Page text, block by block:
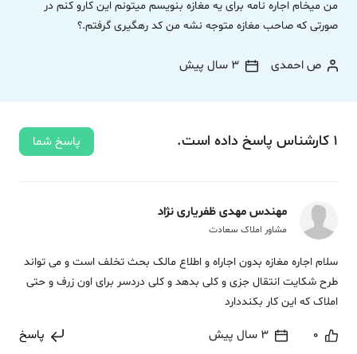
من میخام اجاره نامه برای یه مغازه بنویسم میتونم این کارو کنم در
صورتی که صاحب مغازه متوجه نشه من کد رهگیری گرفتم.؟
ص احمدی 3 سال پیش
1 کارشناس پاسخ داده‌ است. پاسخ شما
مهندس مهدی ظفریاری نژاد
مشاور املاک سعادت
سلام اجاره مغازه بدون اجاراه و اطلاع مالک بحث تخلف است و می تواند
طرح شکایت انتقال جزی و کلی بدهد و کلی دردسر برای اون زرف و حتی
املاک که این کار بکنددارد
0 3 سال پیش پاسخ